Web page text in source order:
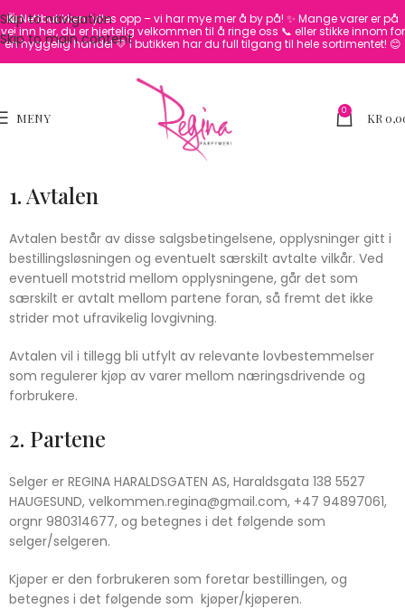
Skip to navigation
Skip to main content
🛍️ Nettbutikken fylles opp – vi har mye mer å by på! ✨ Mange varer er på
vei inn her, du er hjertelig velkommen til å ringe oss 📞 eller stikke innom for
en hyggelig handel 💛I butikken har du full tilgang til hele sortimentet! 😊
MENY 0 KR
1. Avtalen
Avtalen består av disse salgsbetingelsene, opplysninger gitt i
bestillingsløsningen og eventuelt særskilt avtalte vilkår. Ved
eventuell motstrid mellom opplysningene, går det som
særskilt er avtalt mellom partene foran, så fremt det ikke
strider mot ufravikelig lovgivning.
Avtalen vil i tillegg bli utfylt av relevante lovbestemmelser
som regulerer kjøp av varer mellom næringsdrivende og
forbrukere.
2. Partene
Selger er REGINA HARALDSGATEN AS, Haraldsgata 138 5527
HAUGESUND, velkommen.regina@gmail.com, +47 94897061,
orgnr 980314677, og betegnes i det følgende som
selger/selgeren.
Kjøper er den forbrukeren som foretar bestillingen, og
betegnes i det følgende som kjøper/kjøperen.